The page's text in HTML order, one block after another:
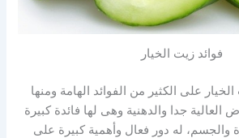
فوائد زيت الخيار
على الكثير من الفوائد الهامة ومنها
العالية جدا والدهنية وهى لها فائدة كبيرة
والجسم، له دور فعال وأهمية كبيرة على